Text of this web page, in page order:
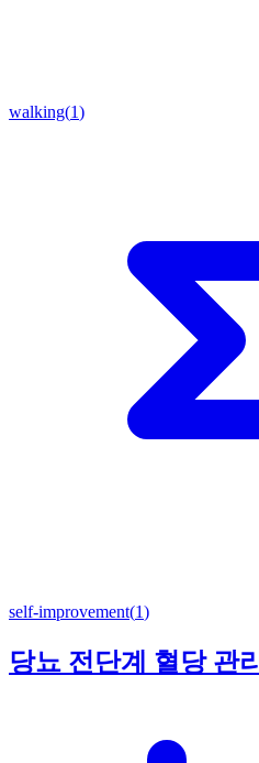
walking(1)
self-improvement(1)
당뇨 전단계 혈당 관